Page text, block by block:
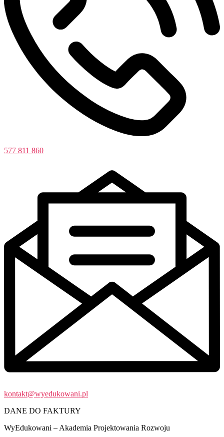
577 811 860
kontakt@wyedukowani.pl
DANE DO FAKTURY
WyEdukowani – Akademia Projektowania Rozwoju